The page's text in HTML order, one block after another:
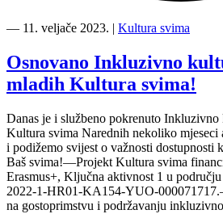
svima
HRT-
u!”
― 11. veljače 2023. | Kultura svima
Osnovano Inkluzivno
mladih Kultura svima!
Danas je i službeno pokrenuto
Kultura svima Narednih nekoliko mjeseci
i podižemo svijest o važnosti
Baš svima!—Projekt Kultura svima
Erasmus+, Ključna aktivnost 1 u
2022-1-HR01-KA154-YUO-
na gostoprimstvu i podržavanju